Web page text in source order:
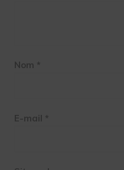
Nom *
E-mail *